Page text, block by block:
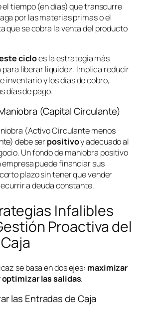
el tiempo (en días) que transcurre
por las materias primas o el
que se cobra la venta del producto
cicloes la estrategia más
para liberar liquidez. Implica reducir
inventario y los días de cobro,
días de pago.
(Capital Circulante)
(Activo Circulante menos
debe serpositivoy adecuado al
Un fondo de maniobra positivo
puede financiar sus
plazo sin tener que vender
a deuda constante.
Infalibles
Proactiva del
se basa en dos ejes: maximizar
optimizar las salidas.
las Entradas de Caja